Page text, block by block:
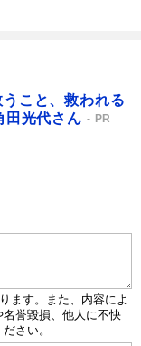
うこと、救われる
光代さん
PR